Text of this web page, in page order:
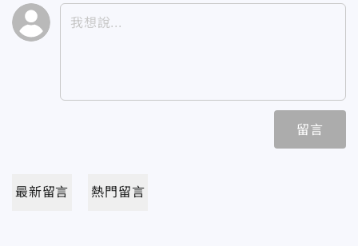
留言
最新留言 熱門留言